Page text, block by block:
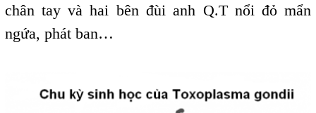
chân tay và hai bên đùi anh Q.T nổi đỏ mẩn
ngứa, phát ban…